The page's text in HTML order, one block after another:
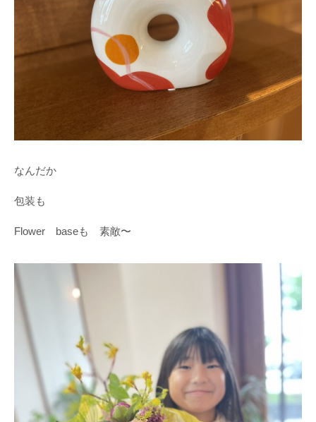
なんだか
包装も
Flower baseも 素敵〜